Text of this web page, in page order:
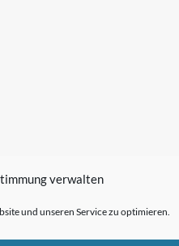
verwalten
und unseren Service zu optimieren.